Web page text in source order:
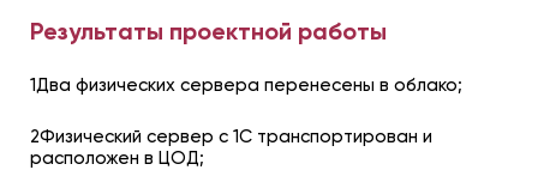
Результаты проектной работы
1Два физических сервера перенесены в облако;
2Физический сервер с 1С транспортирован и
расположен в ЦОД;